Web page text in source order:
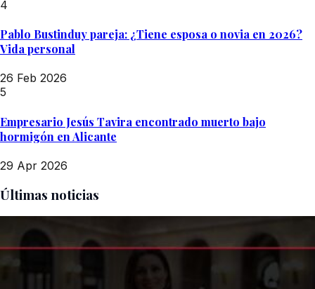
4
Pablo Bustinduy pareja: ¿Tiene esposa o novia en 2026?
Vida personal
26 Feb 2026
5
Empresario Jesús Tavira encontrado muerto bajo
hormigón en Alicante
29 Apr 2026
Últimas noticias